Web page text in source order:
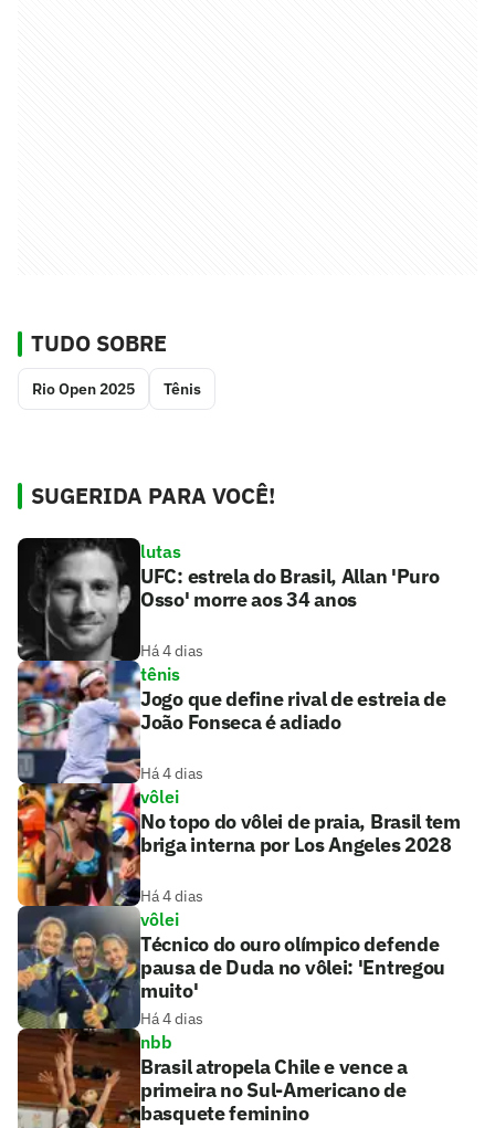
TUDO SOBRE
Rio Open 2025 Tênis
SUGERIDA PARA VOCÊ!
lutas
UFC: estrela do Brasil, Allan 'Puro
Osso' morre aos 34 anos
Há 4 dias
tênis
Jogo que define rival de estreia de
João Fonseca é adiado
Há 4 dias
vôlei
No topo do vôlei de praia, Brasil tem
briga interna por Los Angeles 2028
Há 4 dias
vôlei
Técnico do ouro olímpico defende
pausa de Duda no vôlei: 'Entregou
muito'
Há 4 dias
nbb
Brasil atropela Chile e vence a
primeira no Sul-Americano de
basquete feminino